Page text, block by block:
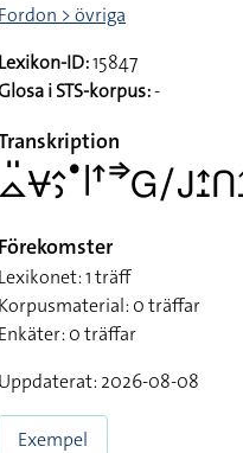
Fordon > övriga
Lexikon-ID:15847
i STS-korpus:-
Förekomster
Lexikonet: 1 träff
Korpusmaterial: 0 träffar
Enkäter: 0 träffar
Uppdaterat: 2026-08-08
Exempel